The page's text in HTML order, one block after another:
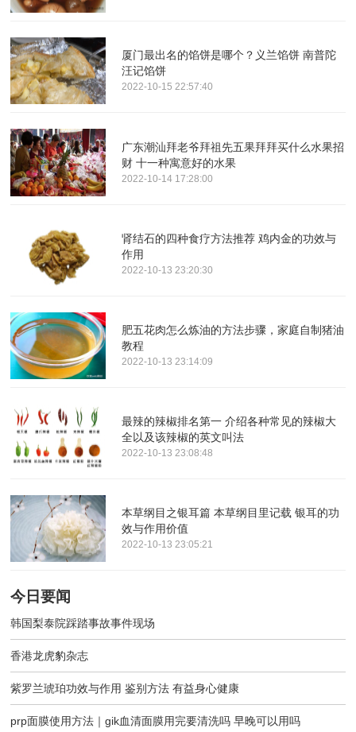
厦门最出名的馅饼是哪个？义兰馅饼 南普陀
汪记馅饼
2022-10-15 22:57:40
广东潮汕拜老爷拜祖先五果拜拜买什么水果招
财 十一种寓意好的水果
2022-10-14 17:28:00
肾结石的四种食疗方法推荐 鸡内金的功效与
作用
2022-10-13 23:20:30
肥五花肉怎么炼油的方法步骤，家庭自制猪油
教程
2022-10-13 23:14:09
最辣的辣椒排名第一 介绍各种常见的辣椒大
全以及该辣椒的英文叫法
2022-10-13 23:08:48
本草纲目之银耳篇 本草纲目里记载 银耳的功
效与作用价值
2022-10-13 23:05:21
今日要闻
韩国梨泰院踩踏事故事件现场
香港龙虎豹杂志
紫罗兰琥珀功效与作用 鉴别方法 有益身心健康
prp面膜使用方法｜gik血清面膜用完要清洗吗 早晚可以用吗